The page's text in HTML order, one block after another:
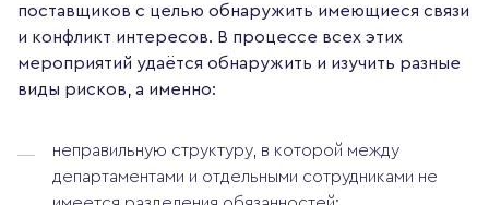
поставщиков с целью обнаружить имеющиеся связи
и конфликт интересов. В процессе всех этих
мероприятий удаётся обнаружить и изучить разные
виды рисков, а именно:
неправильную структуру, в которой между
департаментами и отдельными сотрудниками не